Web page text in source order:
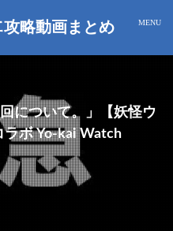
攻略動画まとめ
について。」【妖怪ウ
ラボ Yo-kai Watch